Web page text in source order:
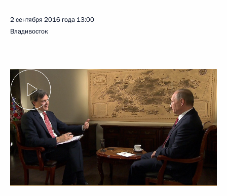
2 сентября 2016 года 13:00
Владивосток